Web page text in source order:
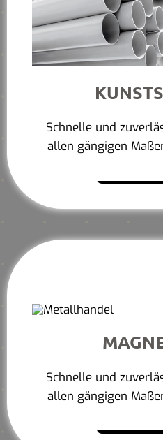
Schnelle und
allen gängigen
Schnelle und
allen gängigen